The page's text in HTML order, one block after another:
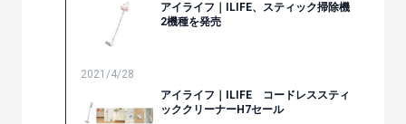
アイライフ｜ILIFE、スティック掃除機
2機種を発売
2021/4/28
アイライフ｜ILIFE コードレススティ
ッククリーナーH7セール